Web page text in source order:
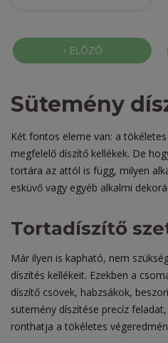
Sütemény
Két fontos eleme van: a
megfelelő díszítő kellékek. De
tortára az attól is függ, milyen
esküvő vagy egyéb alkalmi
Tortadíszítő
Már ilyen is kapható, nem
díszítés kellékeit. Ezekben a
díszítő csövek, habzsákok,
sütemény díszítése precíz
ronthatja a tökéletes